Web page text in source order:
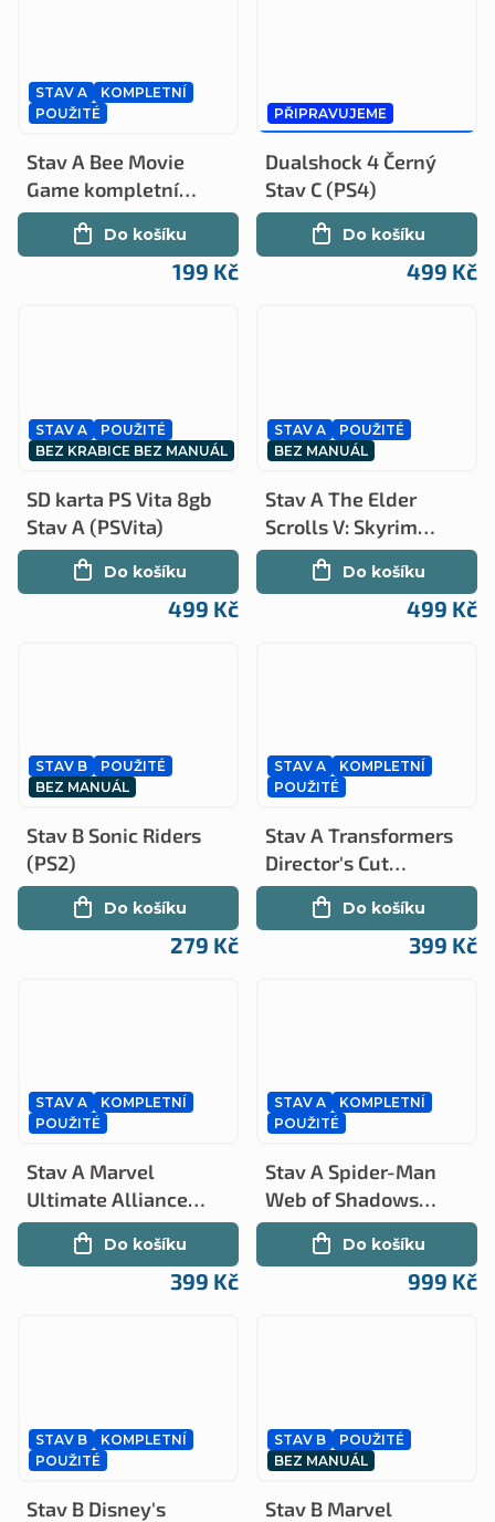
STAV A
KOMPLETNÍ
POUŽITÉ
Stav A Bee Movie
Game kompletní
(PS2)
199 Kč
Do košíku
PŘIPRAVUJEME
Dualshock 4 Černý
Stav C (PS4)
499 Kč
Do košíku
STAV A
POUŽITÉ
BEZ KRABICE BEZ MANUÁL
SD karta PS Vita 8gb
Stav A (PSVita)
499 Kč
Do košíku
STAV A
POUŽITÉ
BEZ MANUÁL
Stav A The Elder
Scrolls V: Skyrim
Legendary Edition
Essentials (PS3)
499 Kč
Do košíku
STAV B
POUŽITÉ
BEZ MANUÁL
Stav B Sonic Riders
(PS2)
279 Kč
Do košíku
STAV A
KOMPLETNÍ
POUŽITÉ
Stav A Transformers
Director's Cut
kompletní (PS2)
399 Kč
Do košíku
STAV A
KOMPLETNÍ
POUŽITÉ
Stav A Marvel
Ultimate Alliance
kompletní (PS2)
399 Kč
Do košíku
STAV A
KOMPLETNÍ
POUŽITÉ
Stav A Spider-Man
Web of Shadows
Amazing Allies
Edition kompletní
999 Kč
Do košíku
STAV B
KOMPLETNÍ
POUŽITÉ
Stav B Disney's
STAV B
POUŽITÉ
BEZ MANUÁL
Stav B Marvel